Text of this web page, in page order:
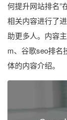
何提升网站排名”
相关内容进行了
助更多人。内容
m、谷歌seo排名
体的内容介绍。